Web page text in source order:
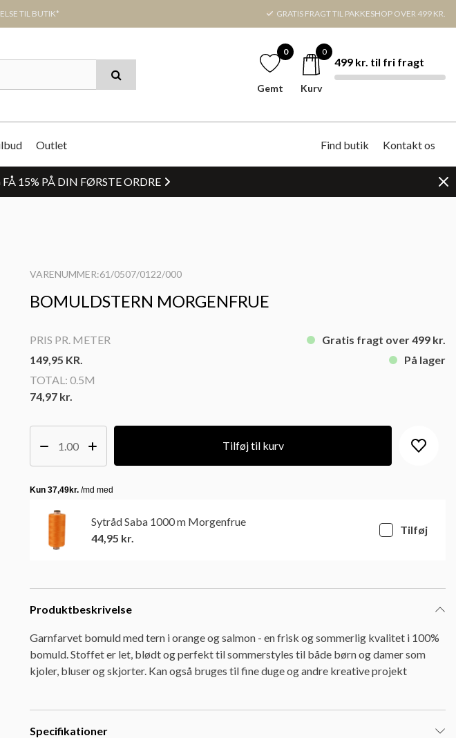
TIL BUTIK* GRATIS FRAGT TIL PAKKESHOP OVER 499 KR.
0
Gemt
0
Kurv
499 kr. til fri fragt
Outlet Find butik Kontakt os
15% PÅ DIN FØRSTE ORDRE
VARENUMMER:61/0507/0122/000
BOMULDSTERN MORGENFRUE
PRIS PR. METER
149,95 KR.
TOTAL: 0.5M
74,97 kr.
Gratis fragt over 499 kr.
På lager
Tilføj til kurv
Sytråd Saba 1000 m Morgenfrue
44,95 kr.
Tilføj
Produktbeskrivelse
Garnfarvet bomuld med tern i orange og salmon - en frisk og sommerlig kvalitet i 100%
bomuld. Stoffet er let, blødt og perfekt til sommerstyles til både børn og damer som
kjoler, bluser og skjorter. Kan også bruges til fine duge og andre kreative projekt
Specifikationer